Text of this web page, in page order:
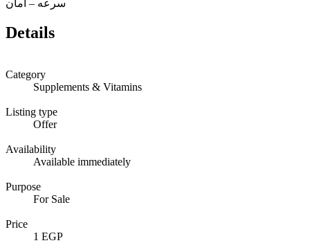
سرعه – امان
Details
Category
Supplements & Vitamins
Listing type
Offer
Availability
Available immediately
Purpose
For Sale
Price
1 EGP